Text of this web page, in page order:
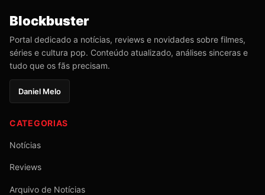
Blockbuster
Portal dedicado a notícias, reviews e novidades sobre filmes,
séries e cultura pop. Conteúdo atualizado, análises sinceras e
tudo que os fãs precisam.
Daniel Melo
CATEGORIAS
Notícias
Reviews
Arquivo de Notícias